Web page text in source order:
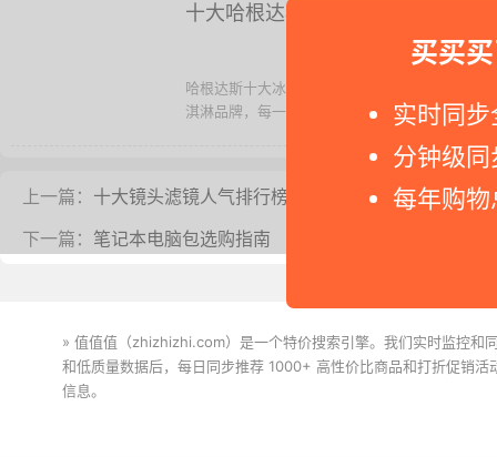
买买
实时同
分钟级
每年购
十大哈根达斯冰淇淋推荐
哈根达斯十大冰淇淋排行榜 - 在室内享用凉爽
淇淋品牌，每一个品牌下面，又有不同...
上一篇： 十大镜头滤镜人气排行榜
下一篇： 笔记本电脑包选购指南
» 值值值（zhizhizhi.com）是一个特价搜索引擎。我们实时监控和
和低质量数据后，每日同步推荐 1000+ 高性价比商品和打折促销
信息。